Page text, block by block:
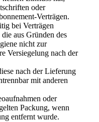
oder
Verträgen.
bei Verträgen
aus Gründen des
nicht zur
Versiegelung nach der
nach der Lieferung
mit anderen
oder
Packung, wenn
entfernt wurde.